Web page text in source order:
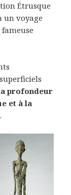
Étrusque
un voyage
profondeur
et à la
.